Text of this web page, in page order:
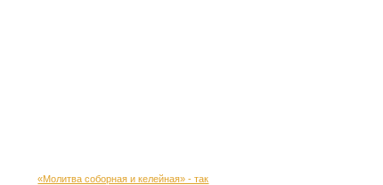
«Молитва соборная и келейная» - так